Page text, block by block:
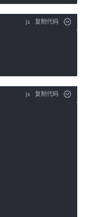
js 复制代码
js 复制代码